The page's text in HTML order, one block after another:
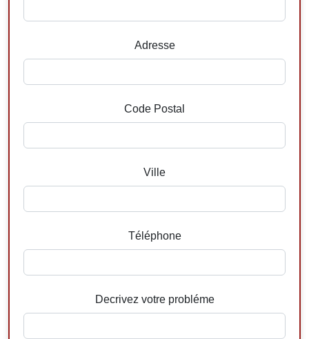
Adresse
Code Postal
Ville
Téléphone
Decrivez votre probléme